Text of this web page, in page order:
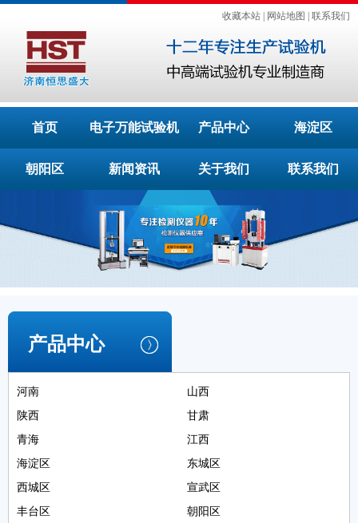
收藏本站 网站地图 联系我们
首页 电子万能试验机 产品中心 海淀区
朝阳区 新闻资讯 关于我们 联系我们
产品中心
河南
山西
陕西
甘肃
青海
江西
海淀区
东城区
西城区
宣武区
丰台区
朝阳区